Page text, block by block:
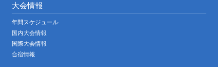
大会情報
年間スケジュール
国内大会情報
国際大会情報
合宿情報